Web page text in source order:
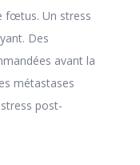
fœtus. Un stress
Des
avant la
métastases
post-